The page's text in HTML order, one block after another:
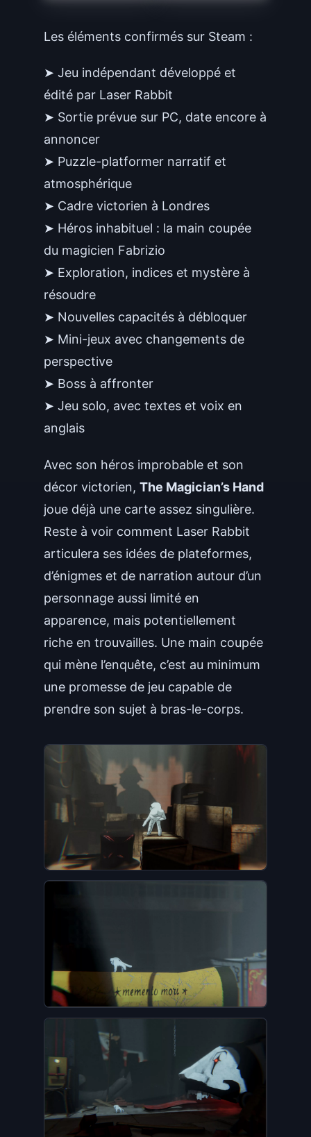
Les éléments confirmés sur Steam :
➤ Jeu indépendant développé et
édité par Laser Rabbit
➤ Sortie prévue sur PC, date encore à
annoncer
➤ Puzzle-platformer narratif et
atmosphérique
➤ Cadre victorien à Londres
➤ Héros inhabituel : la main coupée
du magicien Fabrizio
➤ Exploration, indices et mystère à
résoudre
➤ Nouvelles capacités à débloquer
➤ Mini-jeux avec changements de
perspective
➤ Boss à affronter
➤ Jeu solo, avec textes et voix en
anglais
Avec son héros improbable et son
décor victorien, The Magician’s Hand
joue déjà une carte assez singulière.
Reste à voir comment Laser Rabbit
articulera ses idées de plateformes,
d’énigmes et de narration autour d’un
personnage aussi limité en
apparence, mais potentiellement
riche en trouvailles. Une main coupée
qui mène l’enquête, c’est au minimum
une promesse de jeu capable de
prendre son sujet à bras-le-corps.